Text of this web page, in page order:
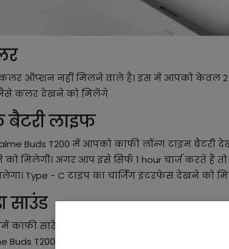
ऑप्शन नहीं मिलने वाले है। इस में आपको केवल
जैसे कलर देखने को मिलेंगे
बैटरी लाइफ
Buds T200 में आपको काफी लॉन्ग टाइम
मिलेगी। अगर आप इसे सिर्फ 1 hour चार्ज करते हैं तो
Type - C टाइप का चार्जिंग इंटरफेस देखने को
साउंड
काफी सारे नए फीचर को ऐड किया गया है और
Buds T200 में आपको जो साउंड की क्वालिटी है, वह